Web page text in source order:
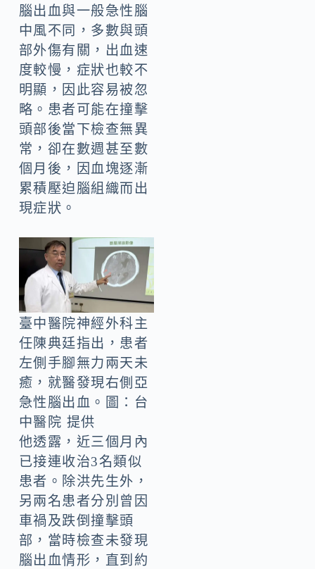
腦出血與一般急性腦
中風不同，多數與頭
部外傷有關，出血速
度較慢，症狀也較不
明顯，因此容易被忽
略。患者可能在撞擊
頭部後當下檢查無異
常，卻在數週甚至數
個月後，因血塊逐漸
累積壓迫腦組織而出
現症狀。
臺中醫院神經外科主
任陳典廷指出，患者
左側手腳無力兩天未
癒，就醫發現右側亞
急性腦出血。圖：台
中醫院 提供
他透露，近三個月內
已接連收治3名類似
患者。除洪先生外，
另兩名患者分別曾因
車禍及跌倒撞擊頭
部，當時檢查未發現
腦出血情形，直到約